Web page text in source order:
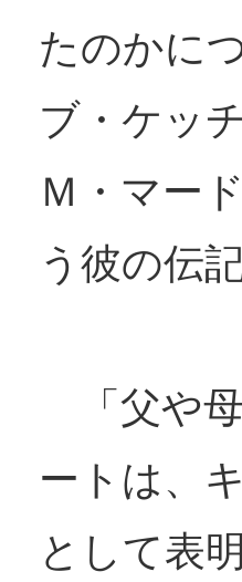
たのかに
ブ・ケッ
Ｍ・マー
う彼の伝
「父や
ートは、
として表